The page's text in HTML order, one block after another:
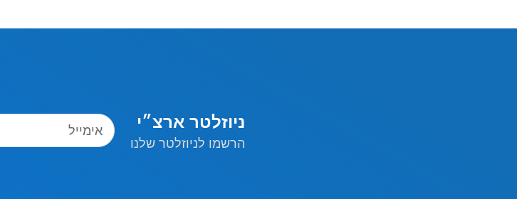
ניוזלטר ארצ״י
הרשמו לניוזלטר שלנו